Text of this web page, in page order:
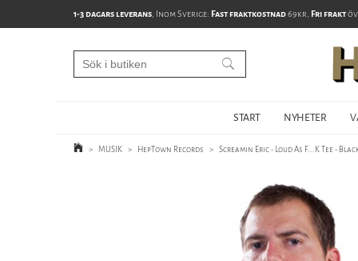
1-3 dagars leverans, Inom Sverige: Fast fraktkostnad69kr, Fri frakt
START NYHETER
> MUSIK > HepTown Records > Screamin Eric - Loud As F...K Tee -